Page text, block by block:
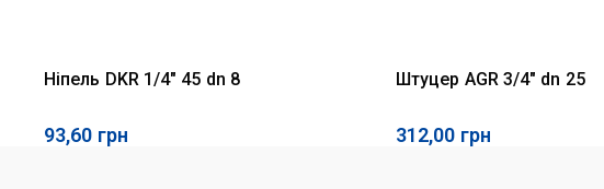
Ніпель DKR 1/4" 45 dn 8
93,60 грн
Штуцер AGR 3/4" dn 25
312,00 грн